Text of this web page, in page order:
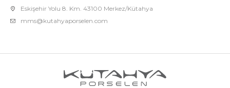
Eskişehir Yolu 8. Km. 43100 Merkez/Kütahya
mms@kutahyaporselen.com